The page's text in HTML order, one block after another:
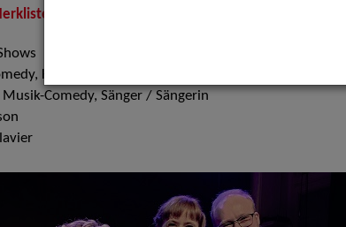
Kabarett
Musik-Comedy, Sänger / Sängerin